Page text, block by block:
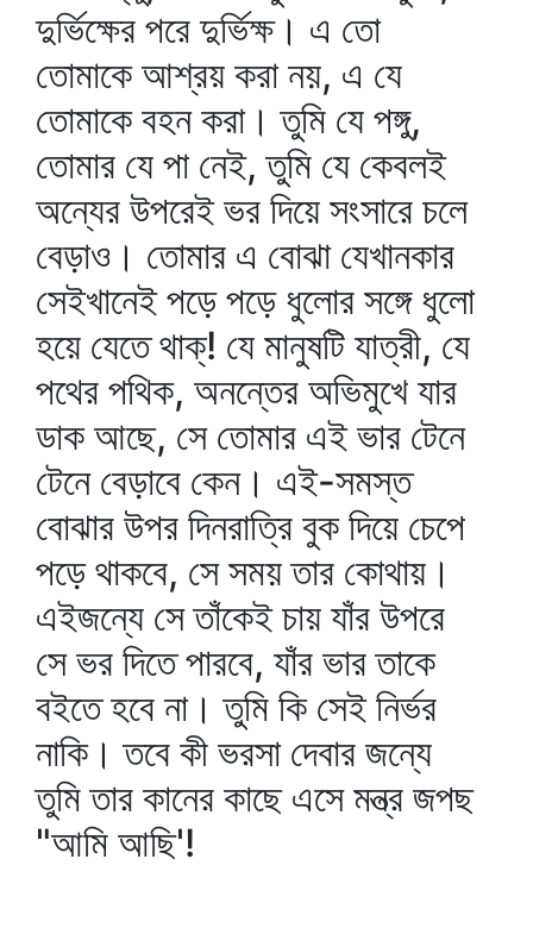
দুর্ভিক্ষের পরে দুর্ভিক্ষ। এ তো
তোমাকে আশ্রয় করা নয়, এ যে
তোমাকে বহন করা। তুমি যে পঙ্গু,
তোমার যে পা নেই, তুমি যে কেবলই
অন্যের উপরেই ভর দিয়ে সংসারে চলে
বেড়াও। তোমার এ বোঝা যেখানকার
সেইখানেই পড়ে পড়ে ধুলোর সঙ্গে ধুলো
হয়ে যেতে থাক্‌! যে মানুষটি যাত্রী, যে
পথের পথিক, অনন্তের অভিমুখে যার
ডাক আছে, সে তোমার এই ভার টেনে
টেনে বেড়াবে কেন। এই-সমস্ত
বোঝার উপর দিনরাত্রি বুক দিয়ে চেপে
পড়ে থাকবে, সে সময় তার কোথায়।
এইজন্যে সে তাঁকেই চায় যাঁর উপরে
সে ভর দিতে পারবে, যাঁর ভার তাকে
বইতে হবে না। তুমি কি সেই নির্ভর
নাকি। তবে কী ভরসা দেবার জন্যে
তুমি তার কানের কাছে এসে মন্ত্র জপছ
"আমি আছি'!